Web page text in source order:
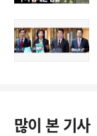
많이 본 기사